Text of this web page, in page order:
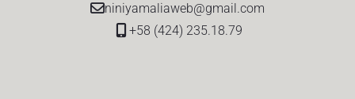
niniyamaliaweb@gmail.com
+58 (424) 235.18.79